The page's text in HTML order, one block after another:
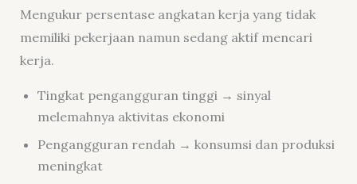
Mengukur persentase angkatan kerja yang tidak
memiliki pekerjaan namun sedang aktif mencari
kerja.
Tingkat pengangguran tinggi → sinyal
melemahnya aktivitas ekonomi
Pengangguran rendah → konsumsi dan produksi
meningkat